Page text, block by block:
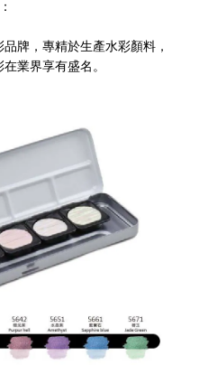
牌，專精於生產水彩顏料，
業界享有盛名。